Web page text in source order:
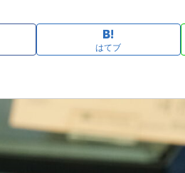
はてブ